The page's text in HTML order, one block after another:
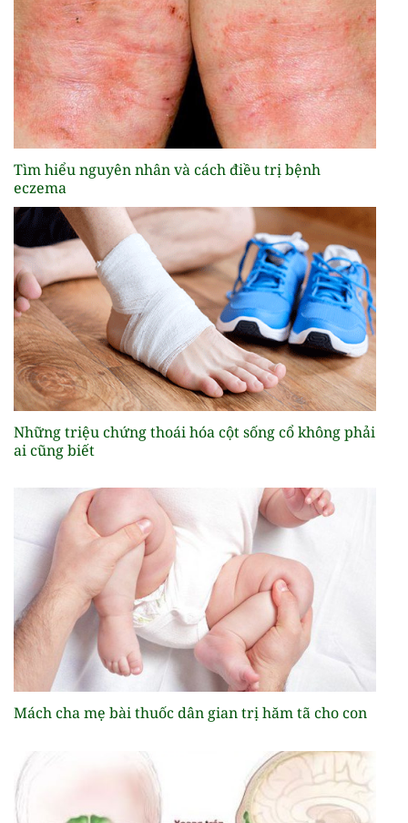
Tìm hiểu nguyên nhân và cách điều trị bệnh
eczema
Những triệu chứng thoái hóa cột sống cổ không phải
ai cũng biết
Mách cha mẹ bài thuốc dân gian trị hăm tã cho con